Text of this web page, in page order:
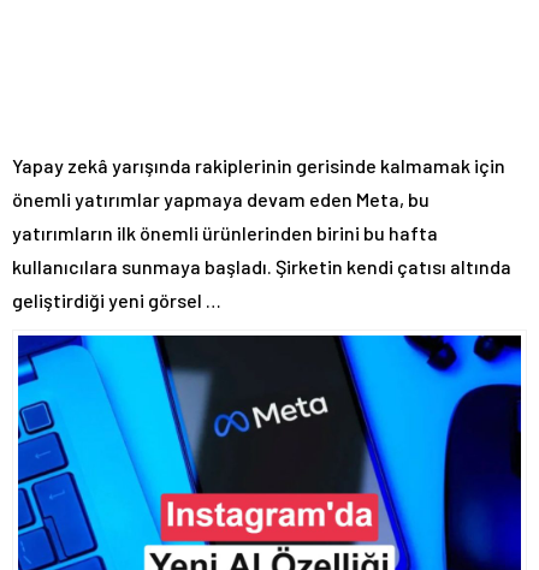
Yapay zekâ yarışında rakiplerinin gerisinde kalmamak için
önemli yatırımlar yapmaya devam eden Meta, bu
yatırımların ilk önemli ürünlerinden birini bu hafta
kullanıcılara sunmaya başladı. Şirketin kendi çatısı altında
geliştirdiği yeni görsel …